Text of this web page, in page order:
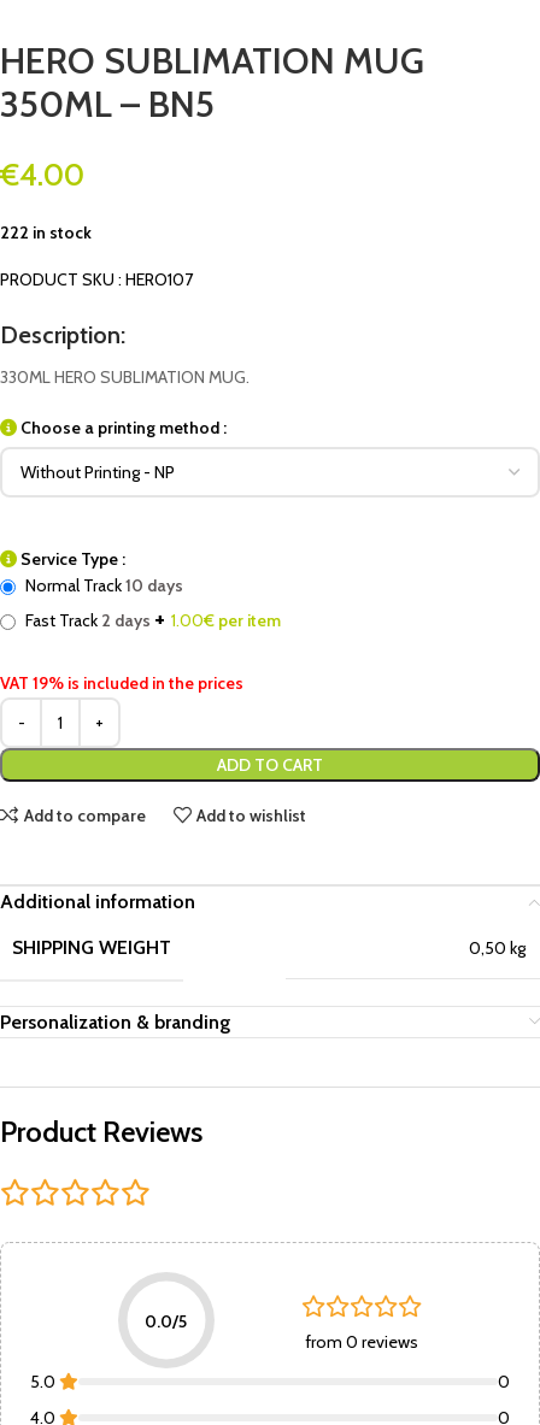
HERO SUBLIMATION MUG
350ML – BN5
€4.00
222 in stock
PRODUCT SKU : HERO107
Description:
330ML HERO SUBLIMATION MUG.
Choose a printing method :
Service Type :
Normal Track10 days
Fast Track 2 days + 1.00€ per item
VAT 19% is included in the prices
ADD TO CART
Add to compare Add to wishlist
Additional information
SHIPPING WEIGHT
0,50 kg
Personalization & branding
Product Reviews
0.0/5
from 0 reviews
5.0
0
4.0
0